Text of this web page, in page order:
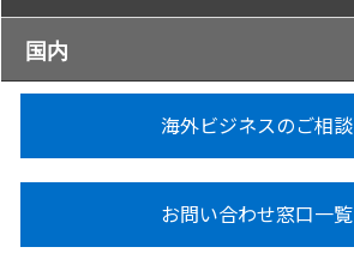
国内
海外ビジネスのご相談
お問い合わせ窓口一覧